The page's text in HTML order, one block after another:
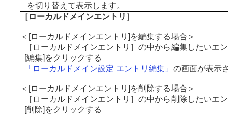
を切り替えて表示します。
［ローカルドメインエントリ］
＜[ローカルドメインエントリ]を編集する場合＞
［ローカルドメインエントリ］の中から編集したいエ
[編集]をクリックする
「ローカルドメイン設定 エントリ編集」 の画面が表示
＜[ローカルドメインエントリ]を削除する場合＞
［ローカルドメインエントリ］の中から削除したいエ
[削除]をクリックする